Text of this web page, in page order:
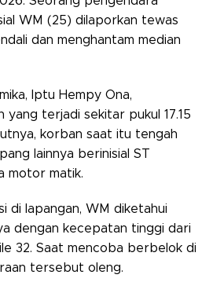
WM (25) dilaporkan tewas
dan menghantam median
Iptu Hempy Ona,
yang terjadi sekitar pukul 17.15
korban saat itu tengah
lainnya berinisial ST
motor matik.
di lapangan, WM diketahui
dengan kecepatan tinggi dari
32. Saat mencoba berbelok di
tersebut oleng.